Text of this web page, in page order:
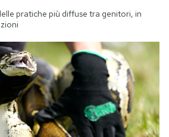
pratiche più diffuse tra genitori, in